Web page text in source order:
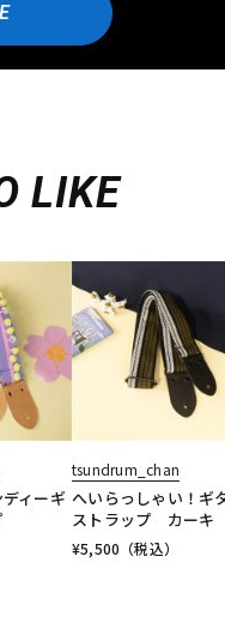
LIKE
ィーギ
tsundrum_chan
へいらっしゃい！ギ
ストラップ カーキ
¥5,500 （税込）